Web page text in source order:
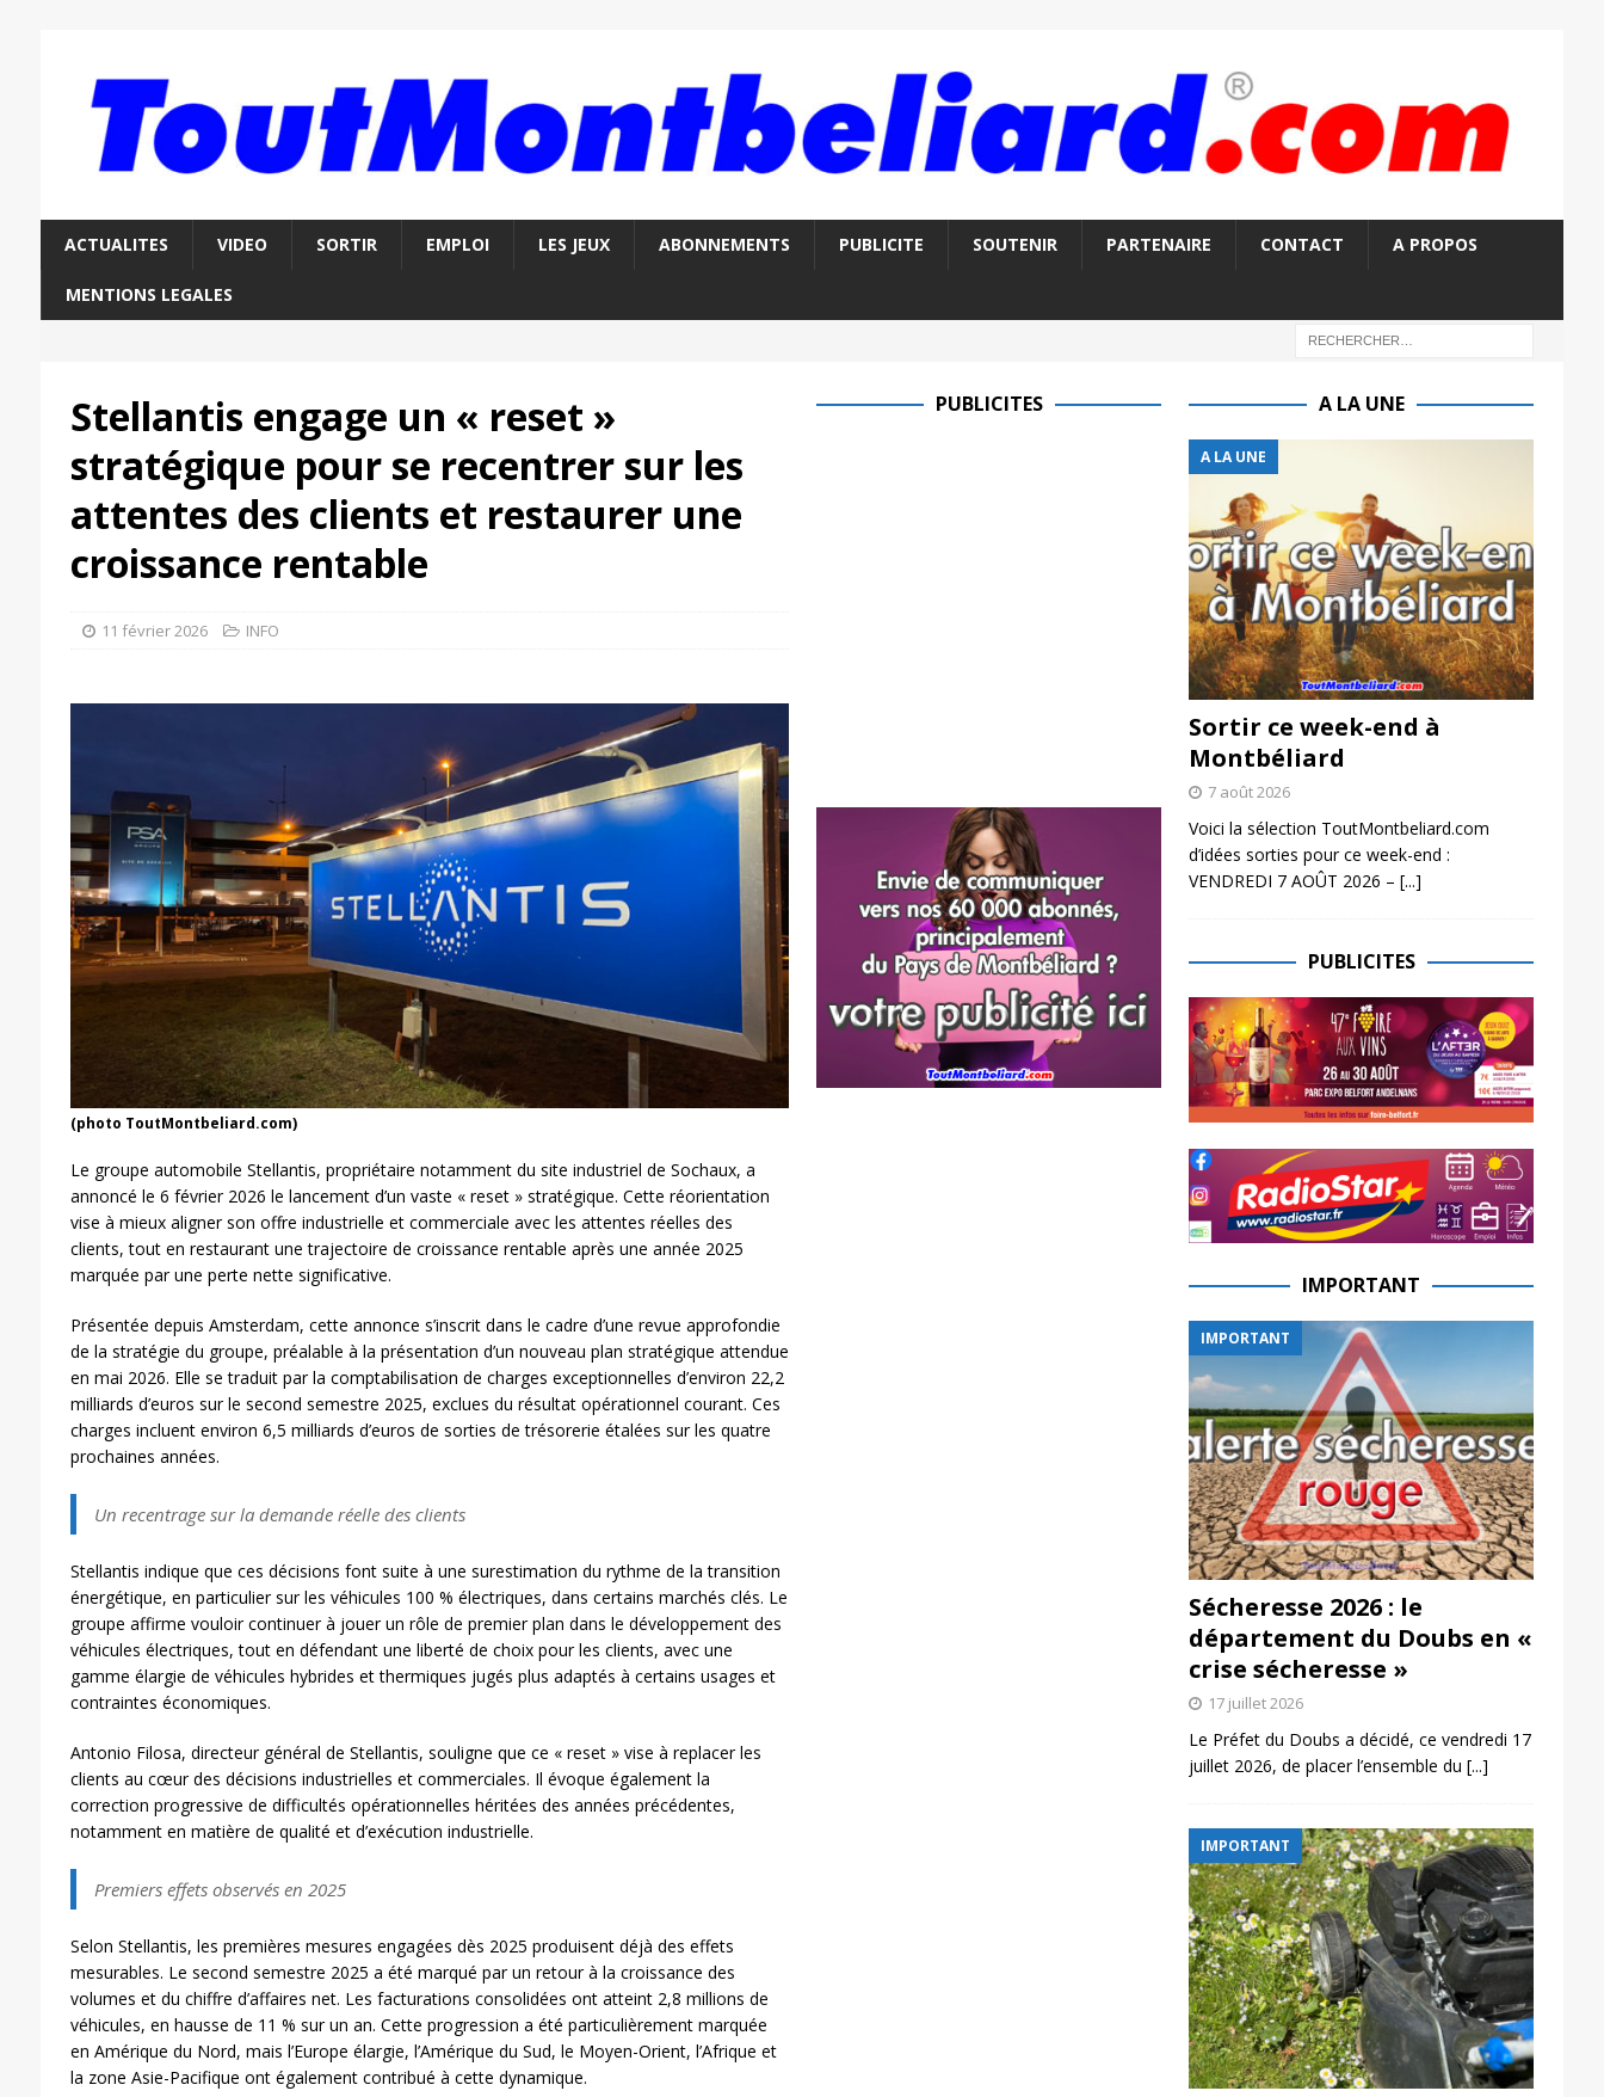
ACTUALITES VIDEO SORTIR EMPLOI LES JEUX ABONNEMENTS PUBLICITE SOUTENIR PARTENAIRE CONTACT A PROPOS
MENTIONS LEGALES
Stellantis engage un « reset »
stratégique pour se recentrer sur les
attentes des clients et restaurer une
croissance rentable
11 février 2026 INFO
(photo ToutMontbeliard.com)
Le groupe automobile Stellantis, propriétaire notamment du site industriel de Sochaux, a
annoncé le 6 février 2026 le lancement d’un vaste « reset » stratégique. Cette réorientation
vise à mieux aligner son offre industrielle et commerciale avec les attentes réelles des
clients, tout en restaurant une trajectoire de croissance rentable après une année 2025
marquée par une perte nette significative.
Présentée depuis Amsterdam, cette annonce s’inscrit dans le cadre d’une revue approfondie
de la stratégie du groupe, préalable à la présentation d’un nouveau plan stratégique attendue
en mai 2026. Elle se traduit par la comptabilisation de charges exceptionnelles d’environ 22,2
milliards d’euros sur le second semestre 2025, exclues du résultat opérationnel courant. Ces
charges incluent environ 6,5 milliards d’euros de sorties de trésorerie étalées sur les quatre
prochaines années.
Un recentrage sur la demande réelle des clients
Stellantis indique que ces décisions font suite à une surestimation du rythme de la transition
énergétique, en particulier sur les véhicules 100 % électriques, dans certains marchés clés. Le
groupe affirme vouloir continuer à jouer un rôle de premier plan dans le développement des
véhicules électriques, tout en défendant une liberté de choix pour les clients, avec une
gamme élargie de véhicules hybrides et thermiques jugés plus adaptés à certains usages et
contraintes économiques.
Antonio Filosa, directeur général de Stellantis, souligne que ce « reset » vise à replacer les
clients au cœur des décisions industrielles et commerciales. Il évoque également la
correction progressive de difficultés opérationnelles héritées des années précédentes,
notamment en matière de qualité et d’exécution industrielle.
Premiers effets observés en 2025
Selon Stellantis, les premières mesures engagées dès 2025 produisent déjà des effets
mesurables. Le second semestre 2025 a été marqué par un retour à la croissance des
volumes et du chiffre d’affaires net. Les facturations consolidées ont atteint 2,8 millions de
véhicules, en hausse de 11 % sur un an. Cette progression a été particulièrement marquée
en Amérique du Nord, mais l’Europe élargie, l’Amérique du Sud, le Moyen-Orient, l’Afrique et
la zone Asie-Pacifique ont également contribué à cette dynamique.
PUBLICITES A LA UNE
A LA UNE
Sortir ce week-end à
Montbéliard
7 août 2026
Voici la sélection ToutMontbeliard.com
d’idées sorties pour ce week-end :
VENDREDI 7 AOÛT 2026 – [...]
PUBLICITES
IMPORTANT
IMPORTANT
Sécheresse 2026 : le
département du Doubs en «
crise sécheresse »
17 juillet 2026
Le Préfet du Doubs a décidé, ce vendredi 17
juillet 2026, de placer l’ensemble du [...]
IMPORTANT